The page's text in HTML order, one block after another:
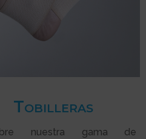
Tobilleras
nuestra gama de